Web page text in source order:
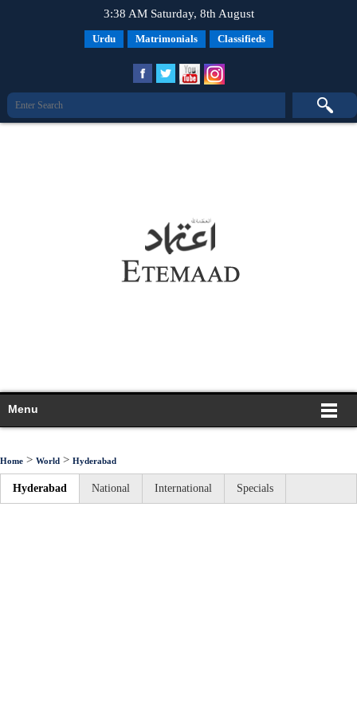
3:38 AM Saturday, 8th August
Urdu Matrimonials Classifieds
Menu
Home > World > Hyderabad
Hyderabad National International Specials